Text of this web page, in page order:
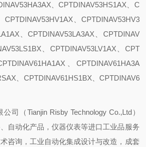
、CPTDINAV53HS1AX、C
CPTDINAV53HV1AX、CPTDINAV53HV3
、CPTDINAV53LA3AX、CPTDINAV
、CPTDINAV53LV1AX、CPT
、CPTDINAV61HA3A
、CPTDINAV61HS1BX、CPTDINAV6
司（Tianjin Risby Technology Co.,Ltd）
自动化产品，仪器仪表等进口工业品服务
咨询，工业自动化集成设计与改造，成套